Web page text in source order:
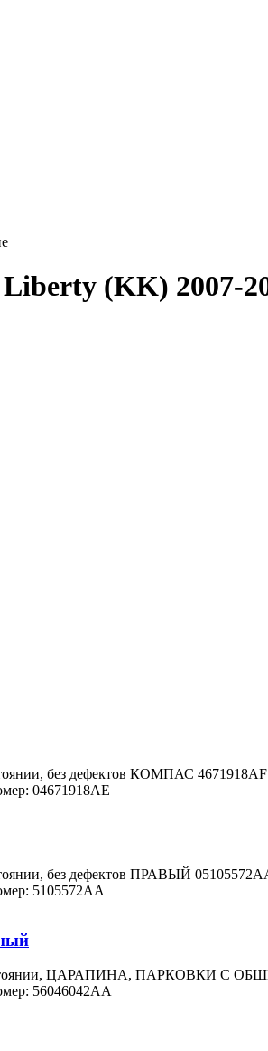
(KK) 2007-
без дефектов КОМПАС
04671918AE
без дефектов ПРАВЫЙ
5105572AA
ЦАРАПИНА, ПАРКОВКИ С
56046042AA